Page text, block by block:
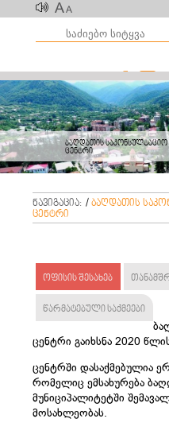
AA
ბაღდათის საკონსულტაციო
ცენტრი
ნავიგაცია: / ბაღდათის
ცენტრი
ოფისის შესახებ
წარმატებული საქმეები
ცენტრი გაიხსნა 2020
ცენტრში დასაქმებულია
რომელიც ემსახურება
მუნიციპალიტეტში
მოსახლეობას.